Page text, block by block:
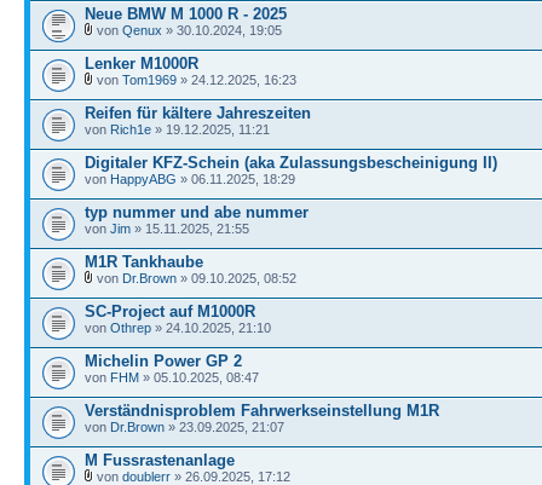
Neue BMW M 1000 R - 2025
von Qenux » 30.10.2024, 19:05
Lenker M1000R
von Tom1969 » 24.12.2025, 16:23
Reifen für kältere Jahreszeiten
von Rich1e » 19.12.2025, 11:21
Digitaler KFZ-Schein (aka Zulassungsbescheinigung II)
von HappyABG » 06.11.2025, 18:29
typ nummer und abe nummer
von Jim » 15.11.2025, 21:55
M1R Tankhaube
von Dr.Brown » 09.10.2025, 08:52
SC-Project auf M1000R
von Othrep » 24.10.2025, 21:10
Michelin Power GP 2
von FHM » 05.10.2025, 08:47
Verständnisproblem Fahrwerkseinstellung M1R
von Dr.Brown » 23.09.2025, 21:07
M Fussrastenanlage
von doublerr » 26.09.2025, 17:12